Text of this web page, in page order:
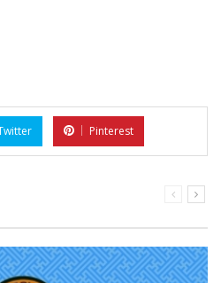
Pinterest